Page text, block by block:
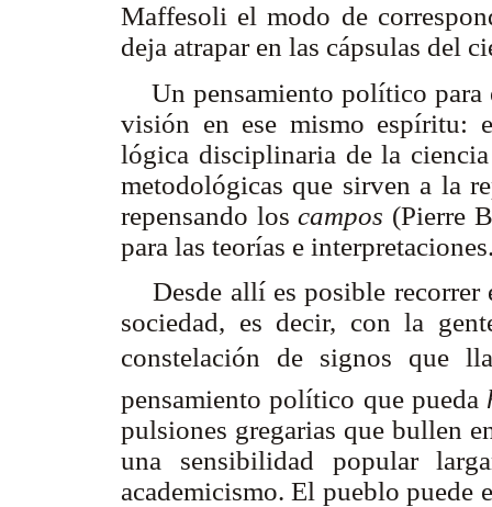
Maffesoli el modo de
deja atrapar en las cápsulas del
Un pensamiento político para
visión en ese mismo espíritu:
lógica disciplinaria de la
metodológicas que sirven a la
repensando loscampos (Pierre
para las teorías e
Desde allí es posible recorrer
sociedad, es decir, con la
constelación de signos que
pensamiento político que pueda
pulsiones gregarias que bullen
una sensibilidad popular
academicismo. El pueblo puede